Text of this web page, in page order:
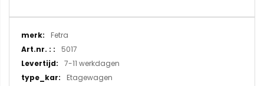
Meer
informatie
Fetra
5017
7-11 werkdagen
Etagewagen